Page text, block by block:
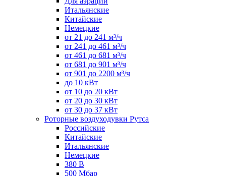
Итальянские
Китайские
Немецкие
от 21 до 241 м³/ч
от 241 до 461 м³/ч
от 461 до 681 м³/ч
от 681 до 901 м³/ч
от 901 до 2200 м³/ч
до 10 кВт
от 10 до 20 кВт
от 20 до 30 кВт
от 30 до 37 кВт
Роторные воздуходувки Рутса
Российские
Китайские
Итальянские
Немецкие
380 В
500 Мбар